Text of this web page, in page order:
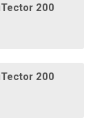
via
200
200